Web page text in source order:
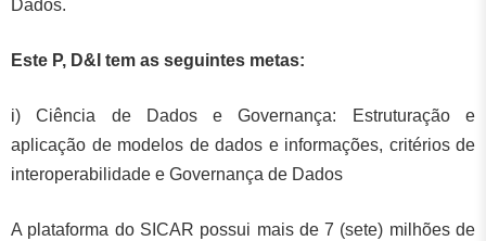
Dados.
Este P, D&I tem as seguintes metas:
i) Ciência de Dados e Governança: Estruturação e
aplicação de modelos de dados e informações, critérios de
interoperabilidade e Governança de Dados
A plataforma do SICAR possui mais de 7 (sete) milhões de